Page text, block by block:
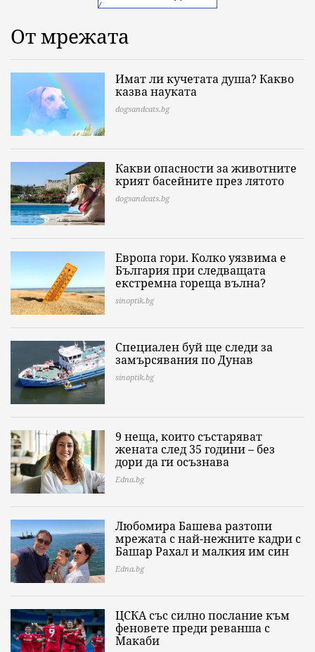
От мрежата
Имат ли кучетата душа? Какво
казва науката
dogsandcats.bg
Какви опасности за животните
крият басейните през лятото
dogsandcats.bg
Европа гори. Колко уязвима е
България при следващата
екстремна гореща вълна?
sinoptik.bg
Специален буй ще следи за
замърсявания по Дунав
sinoptik.bg
9 неща, които състаряват
жената след 35 години – без
дори да ги осъзнава
Edna.bg
Любомира Башева разтопи
мрежата с най-нежните кадри с
Башар Рахал и малкия им син
Edna.bg
ЦСКА със силно послание към
феновете преди реванша с
Макаби